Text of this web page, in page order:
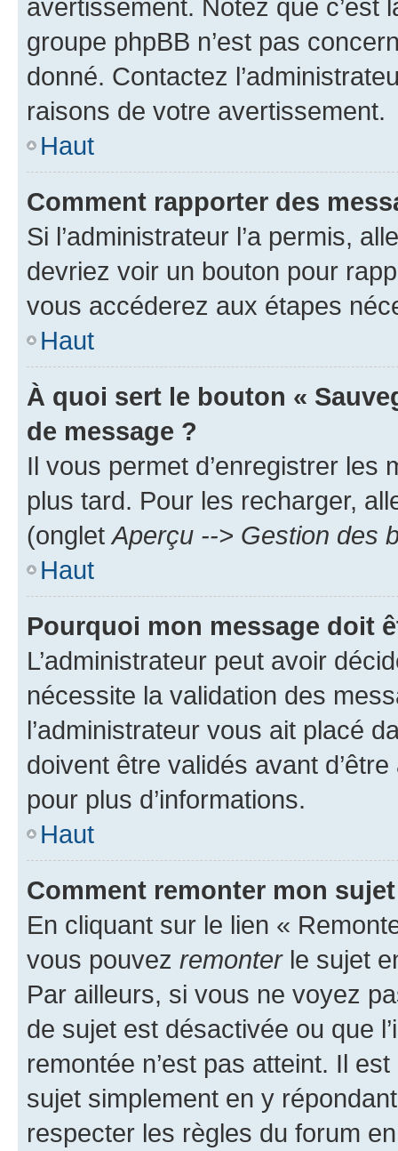
avertissement. Notez que c’est
groupe phpBB n’est pas
donné. Contactez
raisons de votre avertissement.
Haut
Comment rapporter des
Si l’administrateur l’a permis,
devriez voir un bouton pour
vous accéderez aux étapes
Haut
À quoi sert le bouton «
de message ?
Il vous permet d’enregistrer
plus tard. Pour les recharger,
(onglet Aperçu --> Gestion des
Haut
Pourquoi mon message doit
L’administrateur peut avoir
nécessite la validation des
l’administrateur vous ait placé
doivent être validés avant
pour plus d’informations.
Haut
Comment remonter mon
En cliquant sur le lien «
vous pouvez remonterle sujet
Par ailleurs, si vous ne voyez
de sujet est désactivée ou que
remontée n’est pas atteint. Il
sujet simplement en y
respecter les règles du forum